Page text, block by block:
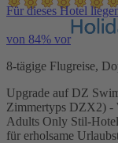
Für dieses Hotel
von 84% vor
8-tägige Flugreise,
Upgrade auf DZ
Zimmertyps DZX2) -
Adults Only Stil-
für erholsame